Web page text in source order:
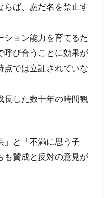
らば、あだ名を禁止す
ション能力を育てるた
呼び合うことに効果が
点では立証されていな
長した数十年の時間観
」と「不満に思う子
も賛成と反対の意見が